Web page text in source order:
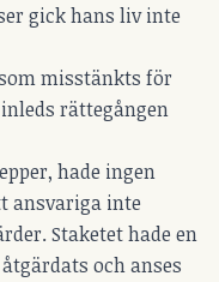
gick hans liv inte
misstänkts för
rättegången
hade ingen
ansvariga inte
Staketet hade en
och anses